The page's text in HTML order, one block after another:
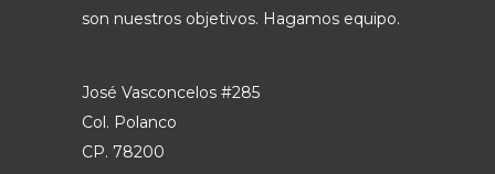
son nuestros objetivos. Hagamos equipo.
José Vasconcelos #285
Col. Polanco
CP. 78200